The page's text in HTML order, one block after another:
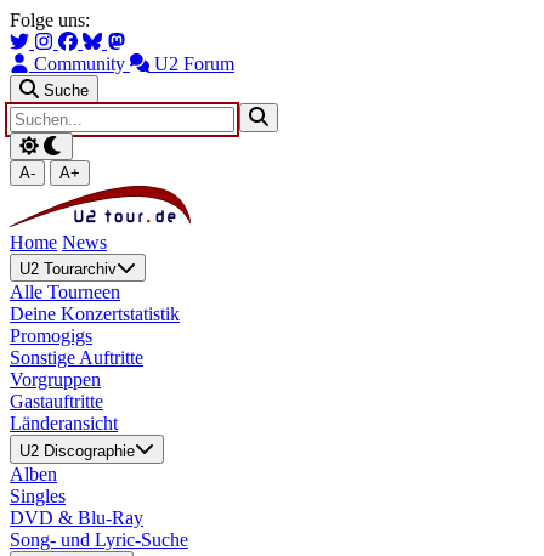
Zum Hauptinhalt springen
Zur Navigation springen
Folge uns:
Community U2 Forum
Suche
A- A+
Home News
U2 Tourarchiv
Alle Tourneen
Deine Konzertstatistik
Promogigs
Sonstige Auftritte
Vorgruppen
Gastauftritte
Länderansicht
U2 Discographie
Alben
Singles
DVD & Blu-Ray
Song- und Lyric-Suche